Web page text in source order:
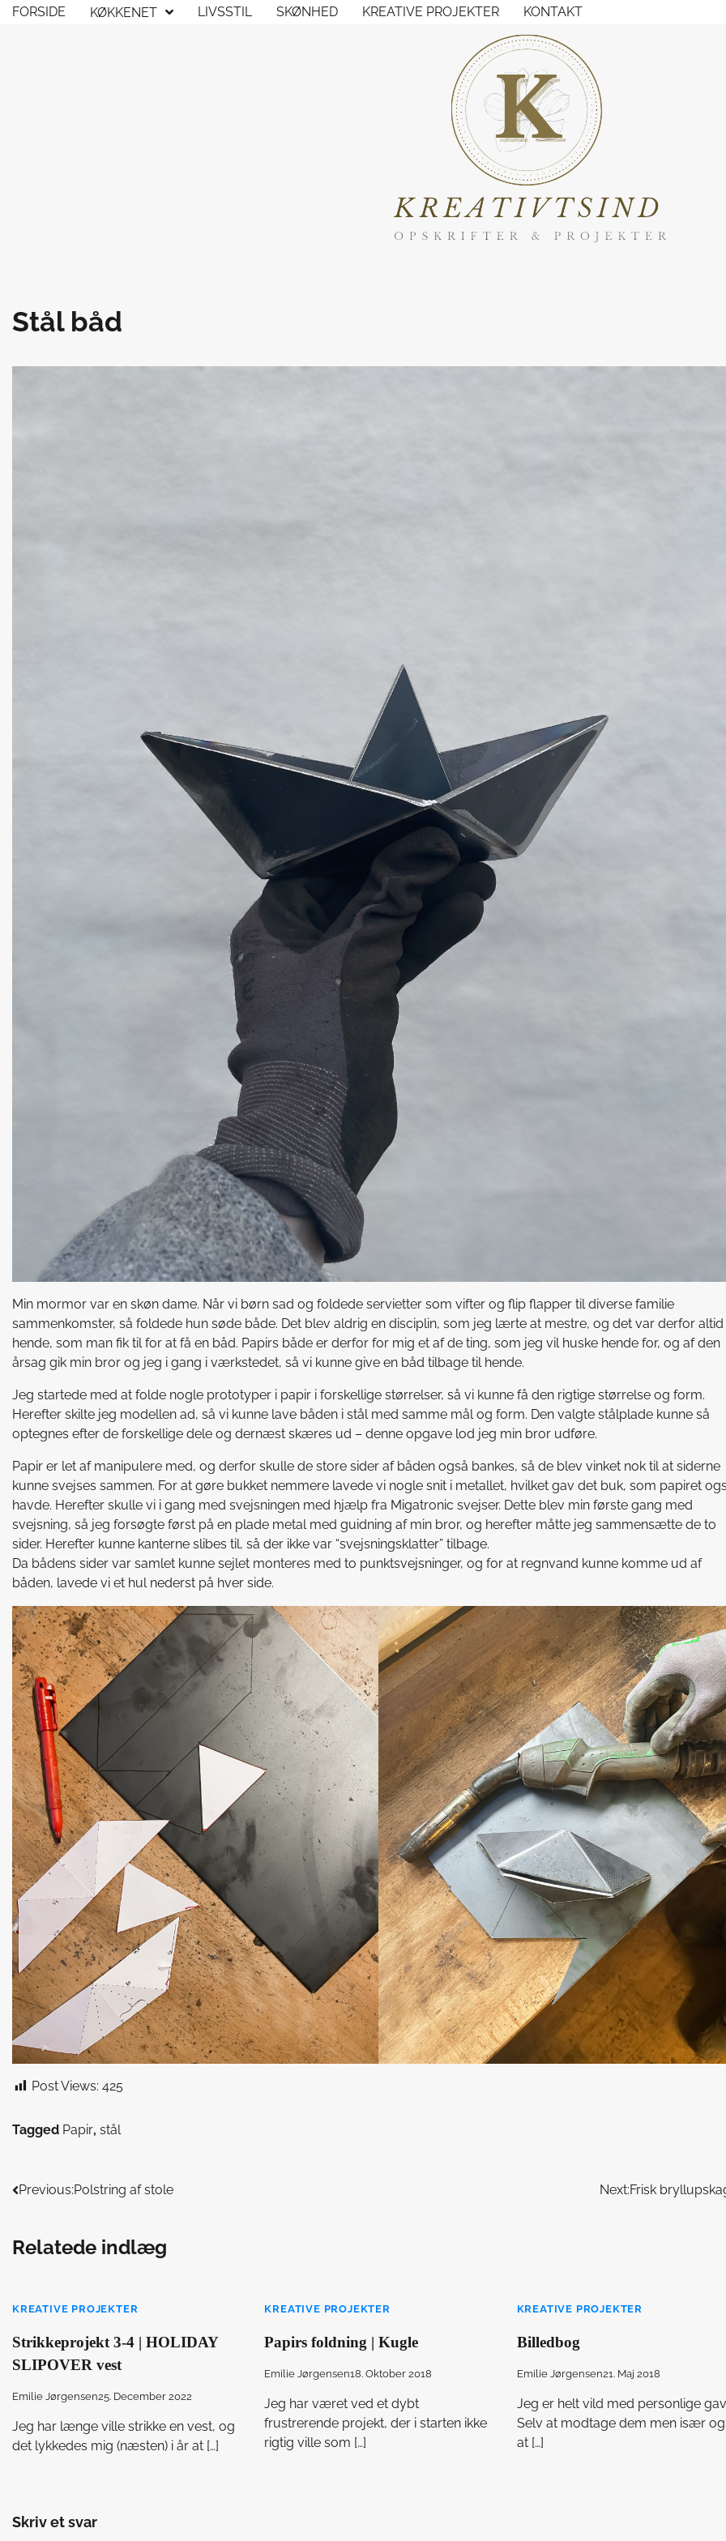
SkipFORSIDE KØKKENET LIVSSTIL SKØNHED KREATIVE PROJEKTER KONTAKT
Stål båd
Min mormor var en skøn dame. Når vi børn sad og foldede servietter som vifter og flip flapper til diverse familie
sammenkomster, så foldede hun søde både. Det blev aldrig en disciplin, som jeg lærte at mestre, og det var derfor altid
hende, som man fik til for at få en båd. Papirs både er derfor for mig et af de ting, som jeg vil huske hende for, og af den
årsag gik min bror og jeg i gang i værkstedet, så vi kunne give en båd tilbage til hende.
Jeg startede med at folde nogle prototyper i papir i forskellige størrelser, så vi kunne få den rigtige størrelse og form.
Herefter skilte jeg modellen ad, så vi kunne lave båden i stål med samme mål og form. Den valgte stålplade kunne så
optegnes efter de forskellige dele og dernæst skæres ud – denne opgave lod jeg min bror udføre.
Papir er let af manipulere med, og derfor skulle de store sider af båden også bankes, så de blev vinket nok til at siderne
kunne svejses sammen. For at gøre bukket nemmere lavede vi nogle snit i metallet, hvilket gav det buk, som papiret
havde. Herefter skulle vi i gang med svejsningen med hjælp fra Migatronic svejser. Dette blev min første gang med
svejsning, så jeg forsøgte først på en plade metal med guidning af min bror, og herefter måtte jeg sammensætte de to
sider. Herefter kunne kanterne slibes til, så der ikke var “svejsningsklatter” tilbage.
Da bådens sider var samlet kunne sejlet monteres med to punktsvejsninger, og for at regnvand kunne komme ud af
båden, lavede vi et hul nederst på hver side.
Post Views: 425
Tagged Papir, stål
Indlægsnavigation
Previous:Polstring af stole Next:Frisk
Relatede indlæg
KREATIVE PROJEKTER
Strikkeprojekt 3-4 | HOLIDAY
SLIPOVER vest
Emilie Jørgensen25. December 2022
Jeg har længe ville strikke en vest, og
det lykkedes mig (næsten) i år at […]
KREATIVE PROJEKTER
Papirs foldning | Kugle
Emilie Jørgensen18. Oktober 2018
Jeg har været ved et dybt
frustrerende projekt, der i starten ikke
rigtig ville som […]
KREATIVE PROJEKTER
Billedbog
Emilie Jørgensen21. Maj 2018
Jeg er helt vild med personlige
Selv at modtage dem men især
at […]
Skriv et svar